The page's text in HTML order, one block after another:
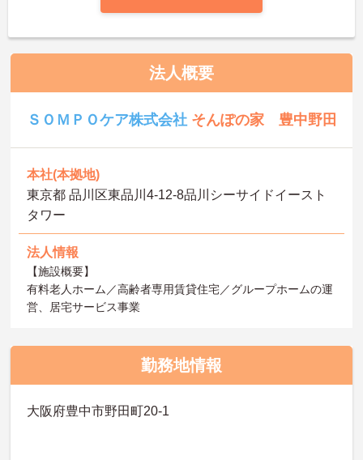
法人概要
ＳＯＭＰＯケア株式会社 そんぽの家 豊中野田
本社(本拠地)
東京都 品川区東品川4-12-8品川シーサイドイースト
タワー
法人情報
【施設概要】
有料老人ホーム／高齢者専用賃貸住宅／グループホームの運
営、居宅サービス事業
勤務地情報
大阪府豊中市野田町20-1